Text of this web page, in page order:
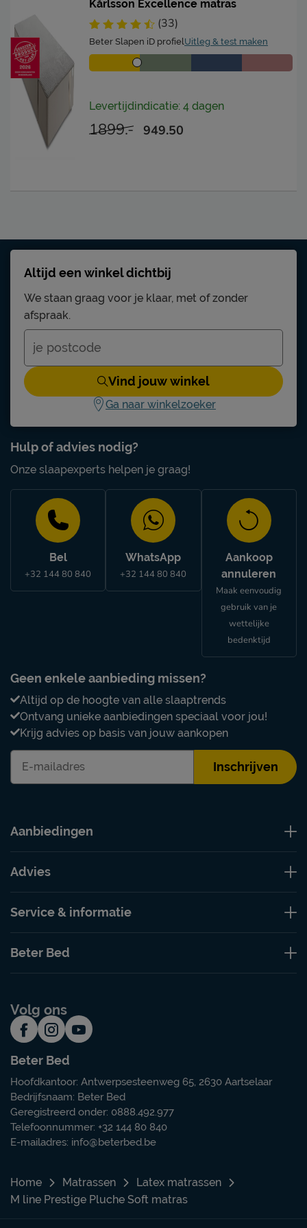
Kårlsson Excellence matras
(33)
Beter Slapen iD profiel Uitleg & test maken
Levertijdindicatie: 4 dagen
1899.- 949.50
Hulp of advies nodig?
Onze slaapexperts helpen je graag!
Bel
+32 144 80 840
WhatsApp
+32 144 80 840
Aankoop
annuleren
Maak eenvoudig
gebruik van je
wettelijke
bedenktijd
Geen enkele aanbieding missen?
Altijd op de hoogte van alle slaaptrends
Ontvang unieke aanbiedingen speciaal voor jou!
Krijg advies op basis van jouw aankopen
Inschrijven
Altijd een winkel dichtbij
We staan graag voor je klaar, met of zonder
afspraak.
Vind jouw winkel
Ga naar winkelzoeker
Aanbiedingen
Advies
Service & informatie
Beter Bed
Volg ons
Beter Bed
Hoofdkantoor: Antwerpsesteenweg 65, 2630 Aartselaar
Bedrijfsnaam: Beter Bed
Geregistreerd onder: 0888.492.977
Telefoonnummer: +32 144 80 840
E-mailadres: info@beterbed.be
Home Matrassen
Latex matrassen
M line Prestige Pluche Soft matras